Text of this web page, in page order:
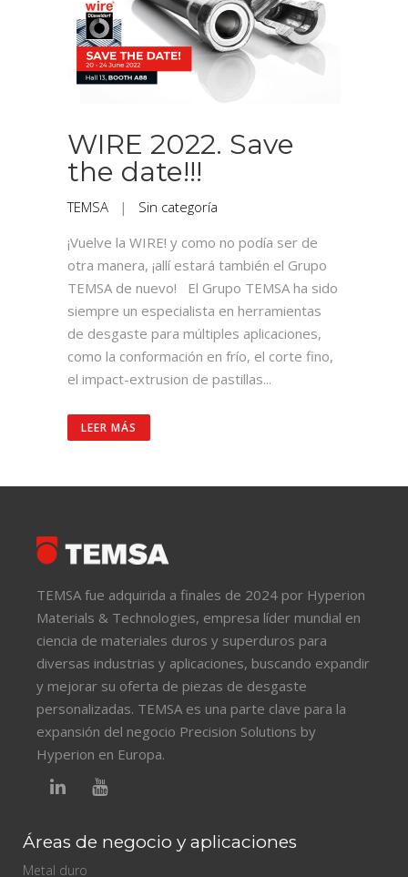
WIRE 2022. Save
the date!!!
TEMSA | Sin categoría
¡Vuelve la WIRE! y como no podía ser de
otra manera, ¡allí estará también el Grupo
TEMSA de nuevo! El Grupo TEMSA ha sido
siempre un especialista en herramientas
de desgaste para múltiples aplicaciones,
como la conformación en frío, el corte fino,
el impact-extrusion de pastillas...
LEER MÁS
TEMSA fue adquirida a finales de 2024 por Hyperion
Materials & Technologies, empresa líder mundial en
ciencia de materiales duros y superduros para
diversas industrias y aplicaciones, buscando expandir
y mejorar su oferta de piezas de desgaste
personalizadas. TEMSA es una parte clave para la
expansión del negocio Precision Solutions by
Hyperion en Europa.
Áreas de negocio y aplicaciones
Metal duro